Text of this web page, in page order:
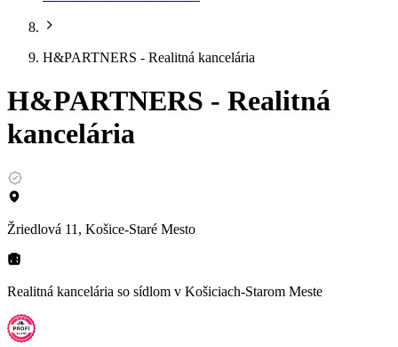
H&PARTNERS - Realitná kancelária
H&PARTNERS - Realitná
kancelária
Žriedlová 11, Košice-Staré Mesto
Realitná kancelária so sídlom v Košiciach-Starom Meste